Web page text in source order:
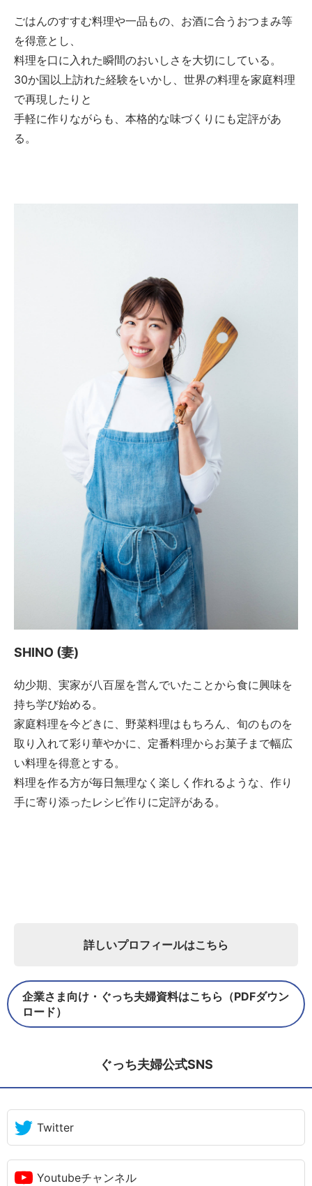
ごはんのすすむ料理や一品もの、お酒に合うおつまみ等
を得意とし、
料理を口に入れた瞬間のおいしさを大切にしている。
30か国以上訪れた経験をいかし、世界の料理を家庭料理
で再現したりと
手軽に作りながらも、本格的な味づくりにも定評があ
る。
SHINO (妻)
幼少期、実家が八百屋を営んでいたことから食に興味を
持ち学び始める。
家庭料理を今どきに、野菜料理はもちろん、旬のものを
取り入れて彩り華やかに、定番料理からお菓子まで幅広
い料理を得意とする。
料理を作る方が毎日無理なく楽しく作れるような、作り
手に寄り添ったレシピ作りに定評がある。
詳しいプロフィールはこちら
企業さま向け・ぐっち夫婦資料はこちら（PDFダウン
ロード）
ぐっち夫婦公式SNS
Twitter
Youtubeチャンネル